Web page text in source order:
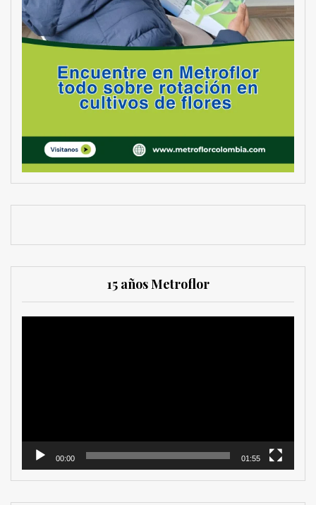
15 años Metroflor
00:00 01:55